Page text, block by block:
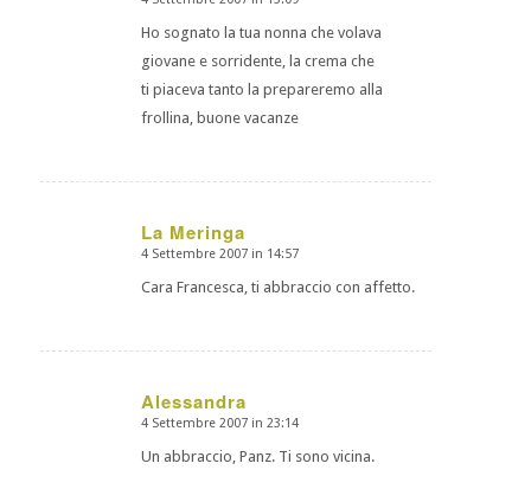
dice:
Ho sognato la tua nonna che volava
giovane e sorridente, la crema che
ti piaceva tanto la prepareremo alla
frollina, buone vacanze
La Meringa
dice:
4 Settembre 2007 in 14:57
Cara Francesca, ti abbraccio con affetto.
Alessandra
dice:
4 Settembre 2007 in 23:14
Un abbraccio, Panz. Ti sono vicina.